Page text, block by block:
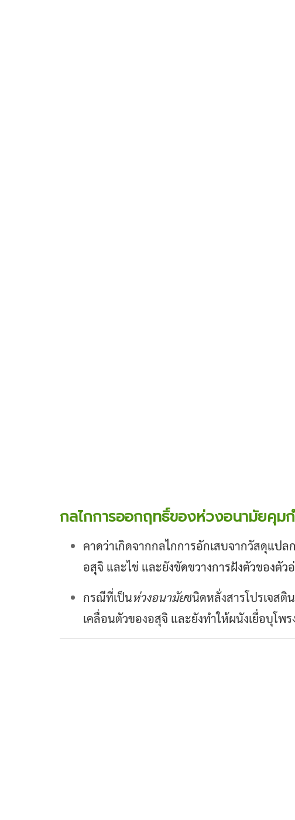
กลไกการออกฤทธิ์ของห่วงอนามัยคุม
คาดว่าเกิดจากกลไกการอักเสบจากวัสดุแป
อสุจิ และไข่ และยังขัดขวางการฝังตัวของตัว
กรณีที่เป็นห่วงอนามัยชนิดหลั่งสารโปรเจสติ
เคลื่อนตัวของอสุจิ และยังทำให้ผนังเยื่อบุโ